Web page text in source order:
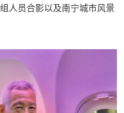
人员合影以及南宁城市风景